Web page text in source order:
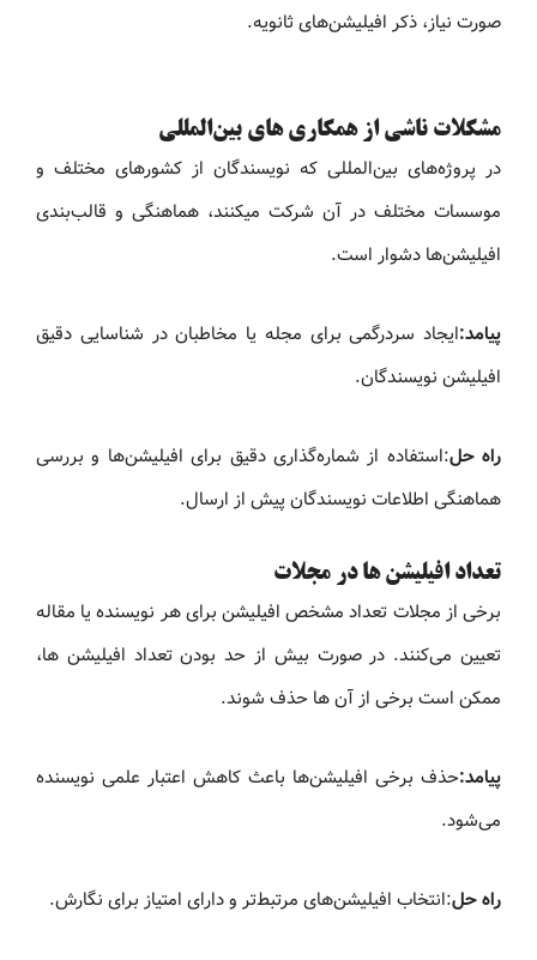
صورت نیاز، ذکر افیلیشن‌های ثانویه.
مشکلات ناشی از همکاری های بین‌المللی
در پروژه‌های بین‌المللی که نویسندگان از کشورهای مختلف و
موسسات مختلف در آن شرکت میکنند، هماهنگی و قالب‌بندی
افیلیشن‌ها دشوار است.
پیامد:ایجاد سردرگمی برای مجله یا مخاطبان در شناسایی دقیق
افیلیشن نویسندگان.
راه حل:استفاده از شماره‌گذاری دقیق برای افیلیشن‌ها و بررسی
هماهنگی اطلاعات نویسندگان پیش از ارسال.
تعداد افیلیشن ها در مجلات
برخی از مجلات تعداد مشخص افیلیشن برای هر نویسنده یا مقاله
تعیین می‌کنند. در صورت بیش از حد بودن تعداد افیلیشن ها،
ممکن است برخی از آن ها حذف شوند.
پیامد:حذف برخی افیلیشن‌ها باعث کاهش اعتبار علمی نویسنده
می‌شود.
راه حل:انتخاب افیلیشن‌های مرتبط‌تر و دارای امتیاز برای نگارش.